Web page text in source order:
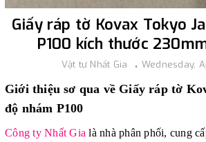
Giấy ráp tờ Kovax Tokyo
P100 kích thước
Vật tư Nhất Gia Wednesday,
Giới thiệu sơ qua về Giấy ráp tờ
độ nhám P100
Công ty Nhất Gia là nhà phân phối, cung